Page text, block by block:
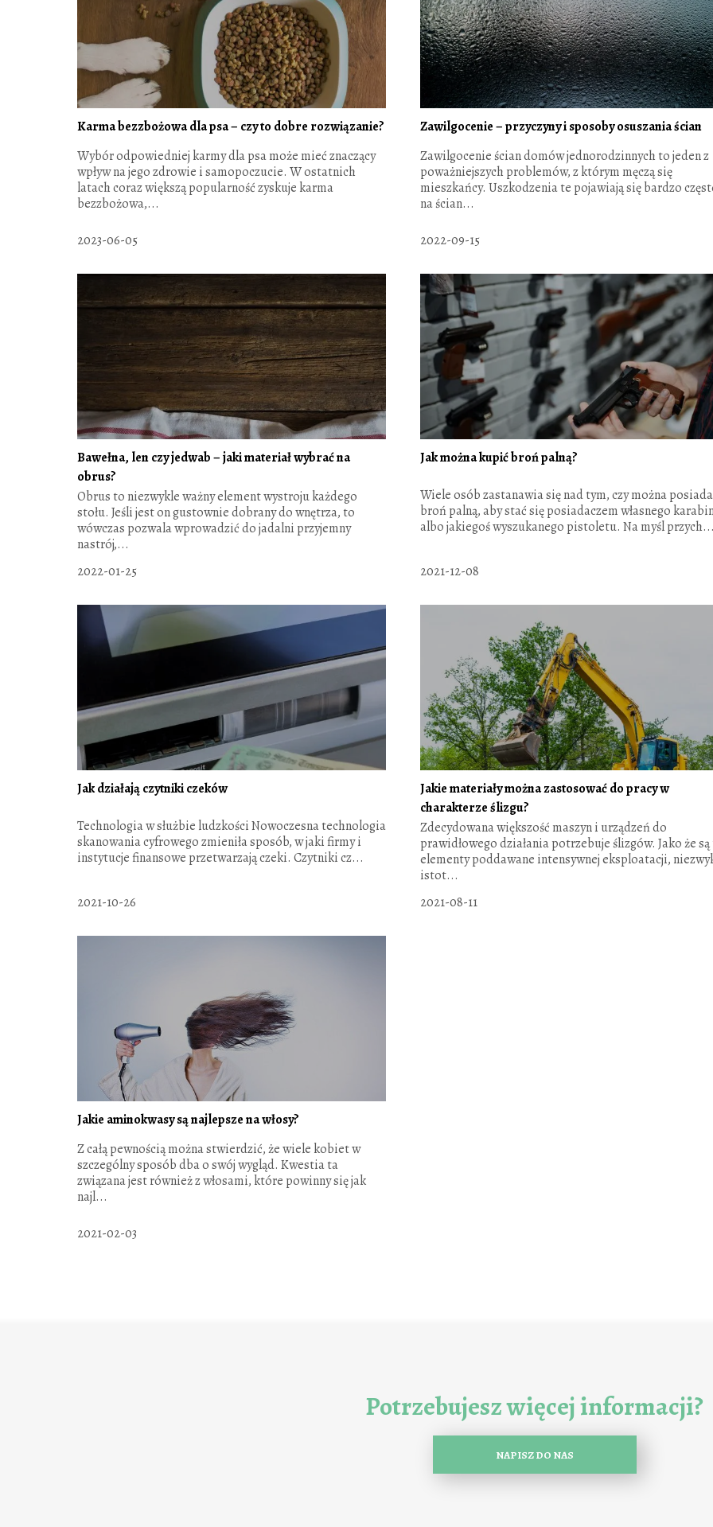
Karma bezzbożowa dla psa – czy to dobre rozwiązanie?
Wybór odpowiedniej karmy dla psa może mieć znaczący
wpływ na jego zdrowie i samopoczucie. W ostatnich
latach coraz większą popularność zyskuje karma
bezzbożowa,...
2023-06-05
Zawilgocenie – przyczyny i sposoby osuszania ścian
Zawilgocenie ścian domów jednorodzinnych to jeden z
poważniejszych problemów, z którym męczą się
mieszkańcy. Uszkodzenia te pojawiają się bardzo
na ścian...
2022-09-15
Bawełna, len czy jedwab – jaki materiał wybrać na
obrus?
Obrus to niezwykle ważny element wystroju każdego
stołu. Jeśli jest on gustownie dobrany do wnętrza, to
wówczas pozwala wprowadzić do jadalni przyjemny
nastrój,...
2022-01-25
Jak można kupić broń palną?
Wiele osób zastanawia się nad tym, czy można
broń palną, aby stać się posiadaczem własnego
albo jakiegoś wyszukanego pistoletu. Na myśl
2021-12-08
Jak działają czytniki czeków
Technologia w służbie ludzkości Nowoczesna technologia
skanowania cyfrowego zmieniła sposób, w jaki firmy i
instytucje finansowe przetwarzają czeki. Czytniki cz...
2021-10-26
Jakie materiały można zastosować do pracy w
charakterze ślizgu?
Zdecydowana większość maszyn i urządzeń do
prawidłowego działania potrzebuje ślizgów. Jako że
elementy poddawane intensywnej eksploatacji,
istot...
2021-08-11
Jakie aminokwasy są najlepsze na włosy?
Z całą pewnością można stwierdzić, że wiele kobiet w
szczególny sposób dba o swój wygląd. Kwestia ta
związana jest również z włosami, które powinny się jak
najl...
2021-02-03
Potrzebujesz więcej informacji?
NAPISZ DO NAS